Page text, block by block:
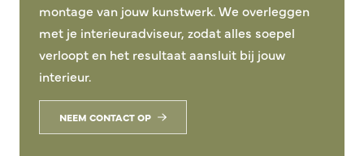
montage van jouw kunstwerk. We overleggen
met je interieuradviseur, zodat alles soepel
verloopt en het resultaat aansluit bij jouw
interieur.
NEEM CONTACT OP